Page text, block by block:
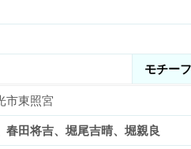
モチーフ
市東照宮
春田将吉、堀尾吉晴、堀親良